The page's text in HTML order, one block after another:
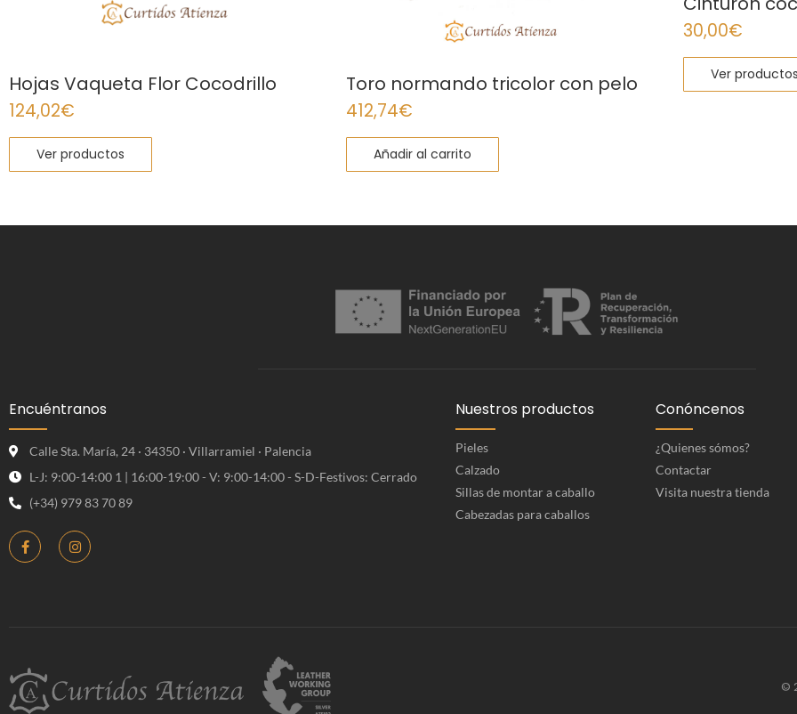
Hojas Vaqueta Flor Cocodrillo
124,02€
Ver productos
Toro normando tricolor con pelo
412,74€
Añadir al carrito
30,00€
Ver
Encuéntranos
Calle Sta. María, 24 · 34350 · Villarramiel · Palencia
L-J: 9:00-14:00 1 | 16:00-19:00 - V: 9:00-14:00 - S-D-Festivos: Cerrado
(+34) 979 83 70 89
Nuestros productos
Pieles
Calzado
Sillas de montar a caballo
Cabezadas para caballos
Conóncenos
¿Quienes sómos?
Contactar
Visita nuestra tienda
©